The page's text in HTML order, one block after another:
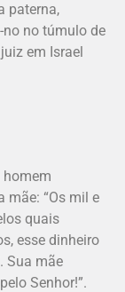
paterna,
no túmulo de
em Israel
mãe: “Os mil e
quais
esse dinheiro
Sua mãe
Senhor!”.